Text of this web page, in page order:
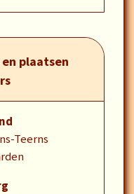
of therapie is
ongemakkelijke
kunnen leiden
tot het
van het leven. Ik
te komen en jouw
vervolgen
plaatsen
Teerns